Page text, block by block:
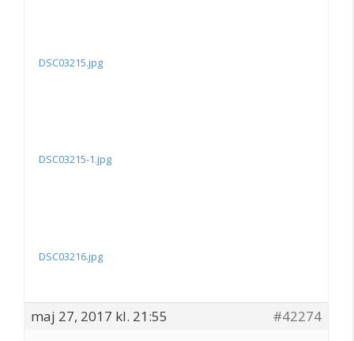
DSC03215.jpg
DSC03215-1.jpg
DSC03216.jpg
maj 27, 2017 kl. 21:55
#42274